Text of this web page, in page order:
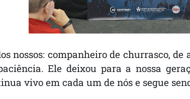
nossos: companheiro de churrasco,
Ele deixou para a nossa
vivo em cada um de nós e segue